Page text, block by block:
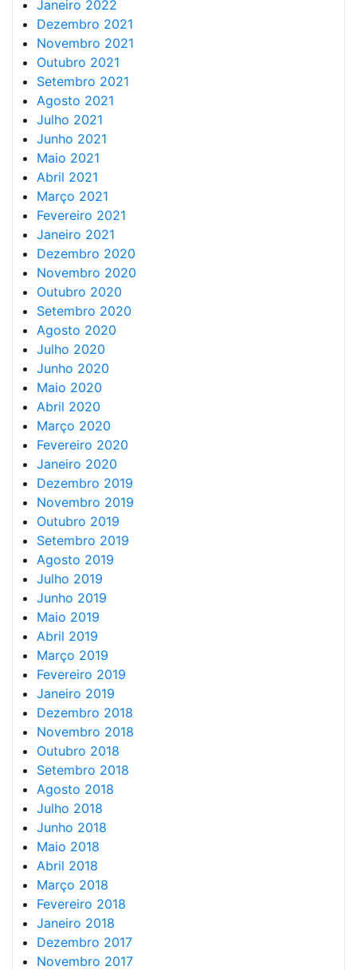
Janeiro 2022
Dezembro 2021
Novembro 2021
Outubro 2021
Setembro 2021
Agosto 2021
Julho 2021
Junho 2021
Maio 2021
Abril 2021
Março 2021
Fevereiro 2021
Janeiro 2021
Dezembro 2020
Novembro 2020
Outubro 2020
Setembro 2020
Agosto 2020
Julho 2020
Junho 2020
Maio 2020
Abril 2020
Março 2020
Fevereiro 2020
Janeiro 2020
Dezembro 2019
Novembro 2019
Outubro 2019
Setembro 2019
Agosto 2019
Julho 2019
Junho 2019
Maio 2019
Abril 2019
Março 2019
Fevereiro 2019
Janeiro 2019
Dezembro 2018
Novembro 2018
Outubro 2018
Setembro 2018
Agosto 2018
Julho 2018
Junho 2018
Maio 2018
Abril 2018
Março 2018
Fevereiro 2018
Janeiro 2018
Dezembro 2017
Novembro 2017